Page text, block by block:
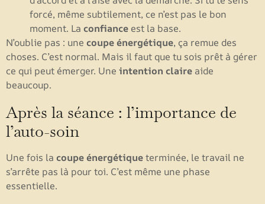
forcé, même subtilement, ce n’est pas le bon
moment. La confiance est la base.
N’oublie pas : une coupe énergétique, ça remue des
choses. C’est normal. Mais il faut que tu sois prêt à gérer
ce qui peut émerger. Une intention claire aide
beaucoup.
Après la séance : l’importance de
l’auto-soin
Une fois la coupe énergétiqueterminée, le travail ne
s’arrête pas là pour toi. C’est même une phase
essentielle.